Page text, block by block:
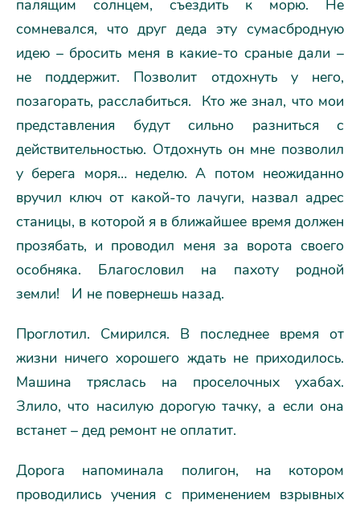
палящим солнцем, съездить к морю. Не
сомневался, что друг деда эту сумасбродную
идею – бросить меня в какие-то сраные дали –
не поддержит. Позволит отдохнуть у него,
позагорать, расслабиться. Кто же знал, что мои
представления будут сильно разниться с
действительностью. Отдохнуть он мне позволил
у берега моря… неделю. А потом неожиданно
вручил ключ от какой-то лачуги, назвал адрес
станицы, в которой я в ближайшее время должен
прозябать, и проводил меня за ворота своего
особняка. Благословил на пахоту родной
земли! И не повернешь назад.
Проглотил. Смирился. В последнее время от
жизни ничего хорошего ждать не приходилось.
Машина тряслась на проселочных ухабах.
Злило, что насилую дорогую тачку, а если она
встанет – дед ремонт не оплатит.
Дорога напоминала полигон, на котором
проводились учения с применением взрывных